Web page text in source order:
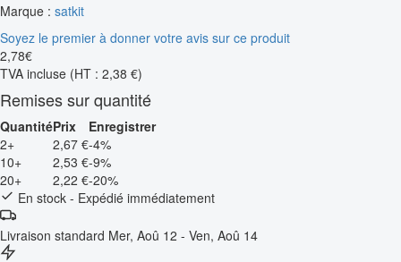
Marque : satkit
Soyez le premier à donner votre avis sur ce produit
2,78€
TVA incluse (HT : 2,38 €)
Remises sur quantité
QuantitéPrix
Enregistrer
2+
2,67 €-4%
10+
2,53 €-9%
20+
2,22 €-20%
En stock - Expédié immédiatement
Livraison standard Mer, Aoû 12 - Ven, Aoû 14